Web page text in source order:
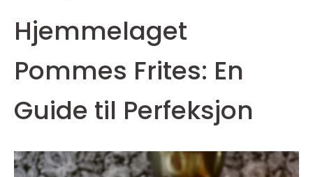
Hjemmelaget
Pommes Frites: En
Guide til Perfeksjon